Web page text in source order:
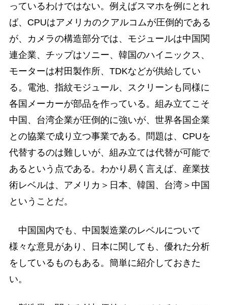
っているわけではない。例えばスマホを例にとれ
ば、CPUはアメリカのクアルコムが圧倒的である
が、カメラの構造部分では、モジュールは中国関
連企業、チップはソニー、韓国のハイニックス、
モーターは村田製作所、TDKなどが供給してい
る。電池、指紋モジュール、スクリーンも同様に
各国メーカーが部品を作っている。組み立てこそ
中国、台湾企業が圧倒的に強いが、世界各国企業
との協業で成り立つ事業である。問題は、CPUを
代替するのは難しいが、組み立ては代替が可能で
あるという点である。わかり易く言えば、産業技
術レベルは、アメリカ＞日本、韓国、台湾＞中国
ということだ。
中国国内でも、中国製造業のレベルについて
様々な意見があり、日本に関しても、優れた分析
をしているものもある。簡単に紹介しておきた
い。